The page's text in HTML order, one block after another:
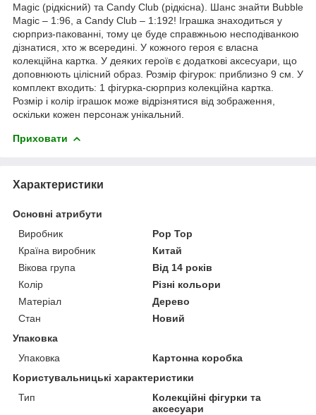
Magic (рідкісний) та Candy Club (рідкісна). Шанс знайти Bubble
Magic – 1:96, а Candy Club – 1:192! Іграшка знаходиться у
сюрприз-пакованні, тому це буде справжньою несподіванкою
дізнатися, хто ж всередині. У кожного героя є власна
колекційна картка. У деяких героїв є додаткові аксесуари, що
доповнюють цілісний образ. Розмір фігурок: приблизно 9 см. У
комплект входить: 1 фігурка-сюрприз колекційна картка.
Розмір і колір іграшок може відрізнятися від зображення,
оскільки кожен персонаж унікальний.
Приховати
Характеристики
Основні атрибути
Виробник
Pop Top
Країна виробник
Китай
Вікова група
Від 14 років
Колір
Різні кольори
Матеріал
Дерево
Стан
Новий
Упаковка
Упаковка
Картонна коробка
Користувальницькі характеристики
Тип
Колекційні фігурки та
аксесуари